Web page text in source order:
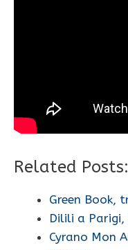
Related Posts:
Green Book,
Dilili a
Cyrano Mon